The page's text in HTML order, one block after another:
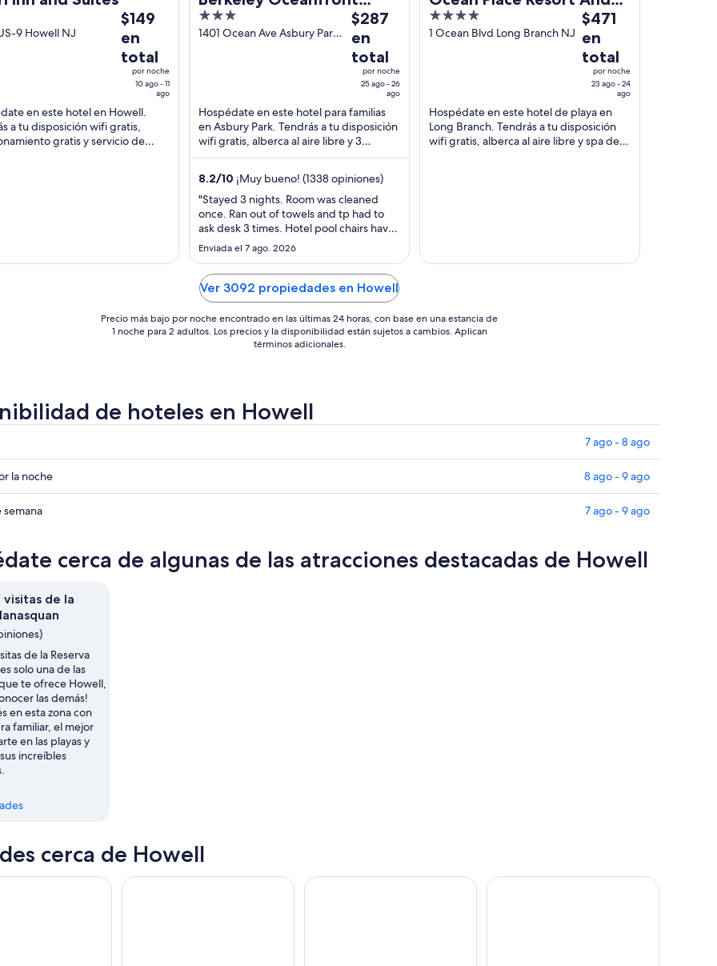
9 Howell NJ
El
precio
es
de
$149
total
por
$149
en
total
por noche
10 ago - 11
ago
en este hotel en Howell.
a tu disposición wifi gratis,
gratis y servicio de
Hotel
3
out
1401 Ocean Ave Asbury Park
El
precio
es
de
$287
total
por
25
ago
al
26
$287
en
total
por noche
25 ago - 26
ago
Hospédate en este hotel para familias
en Asbury Park. Tendrás a tu disposición
wifi gratis, alberca al aire libre y 3
restaurantes. Nuestros huéspedes
8.2/10 ¡Muy bueno! (1338 opiniones)
"Stayed 3 nights. Room was cleaned
once. Ran out of towels and tp had to
ask desk 3 times. Hotel pool chairs have
cloth cushions which stay wet and don’t
ever really dry. Kept seeing food and
garbage from day before around pool.
Awning above smoking area leaked
when raining."
Enviada el 7 ago. 2026
Spa
4
out
1 Ocean Blvd Long Branch NJ
El
precio
es
de
$471
total
por
noche
$471
en
total
por noche
23 ago - 24
ago
Hospédate en este hotel de playa en
Long Branch. Tendrás a tu disposición
wifi gratis, alberca al aire libre y spa de
Ver 3092 propiedades en Howell
Precio más bajo por noche encontrado en las últimas 24 horas, con base en una estancia de
1 noche para 2 adultos. Los precios y la disponibilidad están sujetos a cambios. Aplican
términos adicionales.
de hoteles en Howell
7 ago - 8 ago
la noche 8 ago - 9 ago
semana 7 ago - 9 ago
cerca de algunas de las atracciones destacadas de Howell
de la
de la Reserva
solo una de las
te ofrece Howell,
las demás!
en esta zona con
familiar, el mejor
en las playas y
increíbles
cerca de Howell